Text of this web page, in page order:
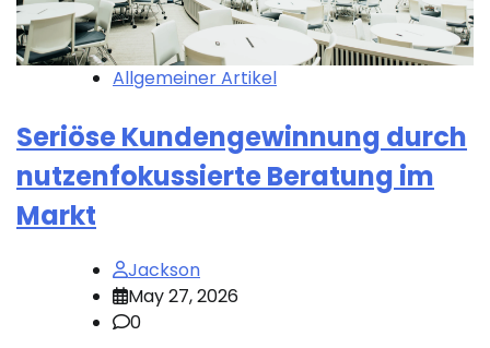
Allgemeiner Artikel
Seriöse Kundengewinnung durch
nutzenfokussierte Beratung im
Markt
Jackson
May 27, 2026
0